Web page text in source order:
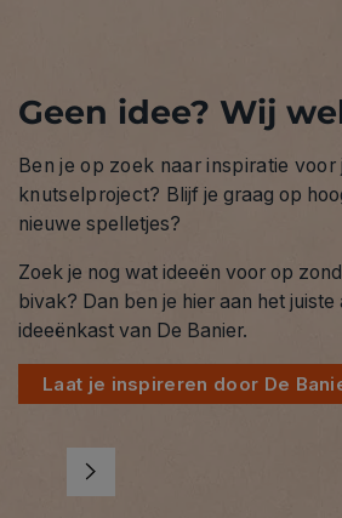
Geen idee? Wij
Ben je op zoek naar inspiratie voor
knutselproject? Blijf je graag op
nieuwe spelletjes?
Zoek je nog wat ideeën voor op
bivak? Dan ben je hier aan het juiste
ideeënkast van De Banier.
Laat je inspireren door De